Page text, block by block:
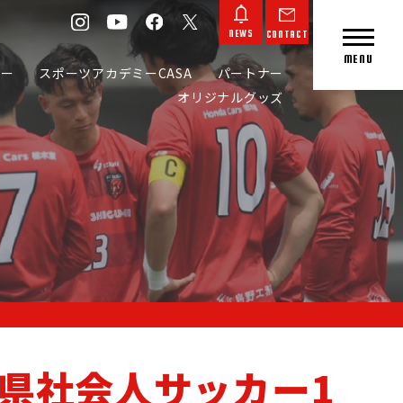
NEWS CONTACT
スポーツアカデミーCASA
パートナー
オリジナルグッズ
GOODS
NEWS CONTACT
MENU
社会人サッカー1